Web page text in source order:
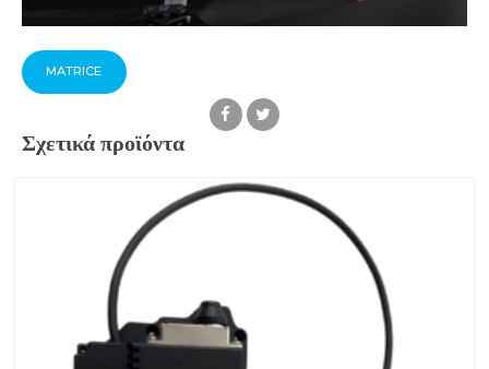
MATRICE
Σχετικά προϊόντα